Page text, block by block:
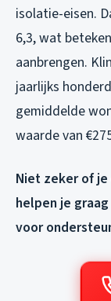
isolatie-eisen.
6,3, wat
aanbrengen.
jaarlijks
gemiddelde
waarde van
Niet zeker of je
helpen je
voor